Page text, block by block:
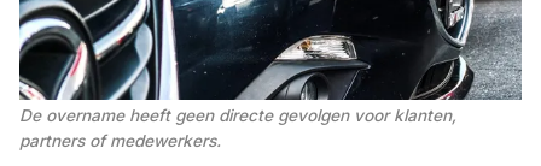
De overname heeft geen directe gevolgen voor klanten,
partners of medewerkers.